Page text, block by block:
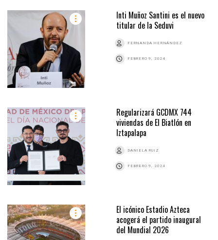
Inti Muñoz Santini es el nuevo
titular de la Seduvi
FERNANDA HERNÁNDEZ
FEBRERO 9, 2024
Regularizará GCDMX 744
viviendas de El Biatlón en
Iztapalapa
DANIELA RUIZ
FEBRERO 9, 2024
El icónico Estadio Azteca
acogerá el partido inaugural
del Mundial 2026